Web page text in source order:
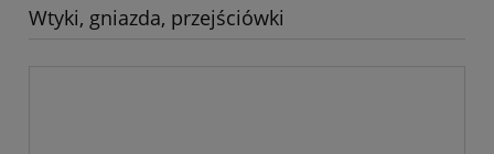
Wtyki, gniazda, przejściówki